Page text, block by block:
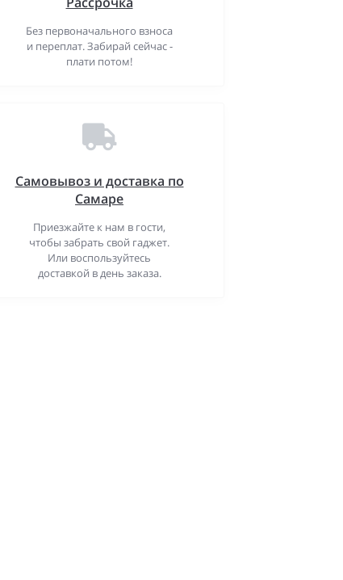
Без первоначального взноса
и переплат. Забирай сейчас -
плати потом!
Самовывоз и доставка по
Самаре
Приезжайте к нам в гости,
чтобы забрать свой гаджет.
Или воспользуйтесь
доставкой в день заказа.